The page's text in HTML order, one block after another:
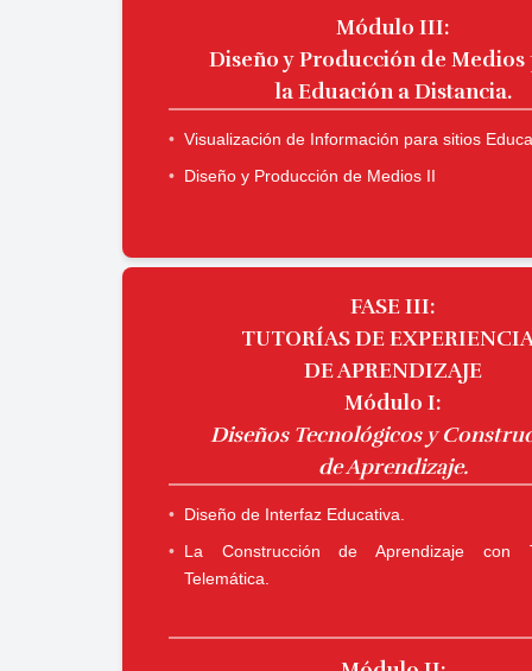
Módulo III:
Diseño y Producción de Medios
​​​​​​​la Eduación a Distancia.
Visualización de Información para sitios
Diseño y Producción de Medios II
FASE III:
TUTORÍAS DE
DE APRENDIZAJE
Módulo I:
Diseños Tecnológicos y
de ​​​​​​​Aprendizaje.
Diseño de Interfaz Educativa.
La Construcción de Aprendizaje con
Telemática.